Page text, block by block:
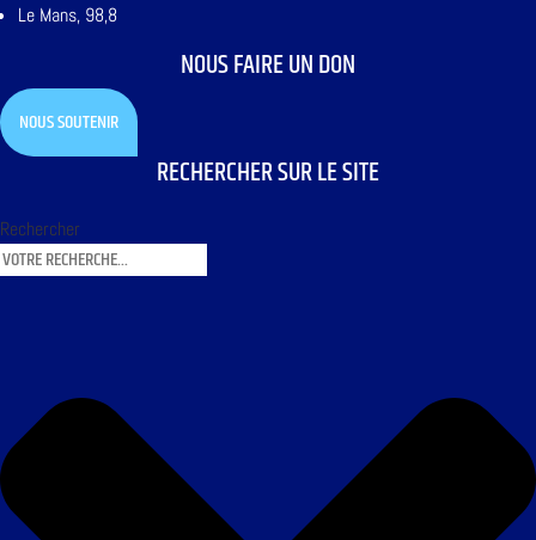
Le Mans, 98,8
NOUS FAIRE UN DON
NOUS SOUTENIR
RECHERCHER SUR LE SITE
Rechercher